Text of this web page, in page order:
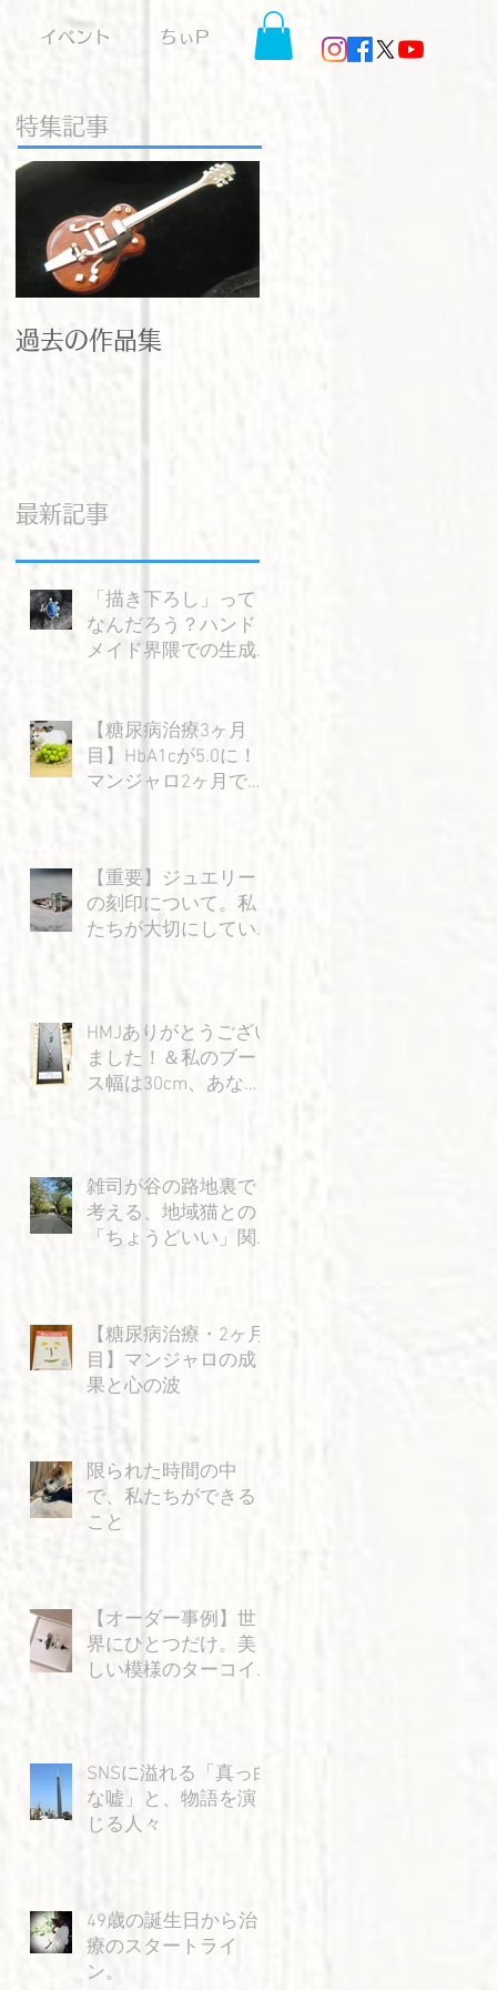
イベント ちぃP
特集記事
過去の作品集
最新記事
「描き下ろし」って
なんだろう？ハンド
メイド界隈での生成AI
【糖尿病治療3ヶ月
目】HbA1cが5.0に！
マンジャロ2ヶ月で感
【重要】ジュエリー
の刻印について。私
たちが大切にしてい
HMJありがとうござい
ました！＆私のブー
ス幅は30cm、あなた
雑司が谷の路地裏で
考える、地域猫との
「ちょうどいい」関
【糖尿病治療・2ヶ月
目】マンジャロの成
果と心の波
限られた時間の中
で、私たちができる
こと
【オーダー事例】世
界にひとつだけ。美
しい模様のターコイ
SNSに溢れる「真っ白
な嘘」と、物語を演
じる人々
49歳の誕生日から治
療のスタートライ
ン。